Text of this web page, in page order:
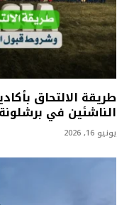
طريقة الالتحاق
الناشئين في برشلونة 2026
يونيو 16, 2026